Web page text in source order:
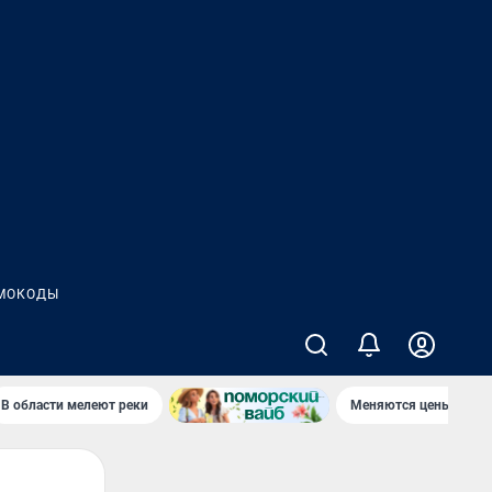
В области мелеют реки Меняются цены в